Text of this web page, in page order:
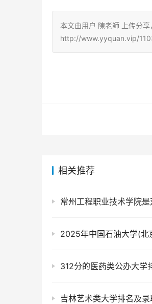
本文由用户 陳老師 上传分
http://www.yyquan.vip/
相关推荐
312分的医药类公办大
吉林艺术类大学排名及